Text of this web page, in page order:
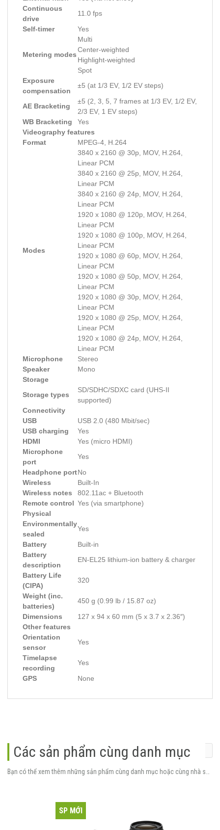
Continuous
drive
11.0 fps
Self-timer
Yes
Metering modes
Multi
Center-weighted
Highlight-weighted
Spot
Exposure
compensation
±5 (at 1/3 EV, 1/2 EV steps)
AE Bracketing
±5 (2, 3, 5, 7 frames at 1/3 EV, 1/2 EV,
2/3 EV, 1 EV steps)
WB Bracketing
Yes
Videography features
Format
MPEG-4, H.264
Modes
3840 x 2160 @ 30p, MOV, H.264,
Linear PCM
3840 x 2160 @ 25p, MOV, H.264,
Linear PCM
3840 x 2160 @ 24p, MOV, H.264,
Linear PCM
1920 x 1080 @ 120p, MOV, H.264,
Linear PCM
1920 x 1080 @ 100p, MOV, H.264,
Linear PCM
1920 x 1080 @ 60p, MOV, H.264,
Linear PCM
1920 x 1080 @ 50p, MOV, H.264,
Linear PCM
1920 x 1080 @ 30p, MOV, H.264,
Linear PCM
1920 x 1080 @ 25p, MOV, H.264,
Linear PCM
1920 x 1080 @ 24p, MOV, H.264,
Linear PCM
Microphone
Stereo
Speaker
Mono
Storage
Storage types
SD/SDHC/SDXC card (UHS-II
supported)
Connectivity
USB
USB 2.0 (480 Mbit/sec)
USB charging
Yes
HDMI
Yes (micro HDMI)
Microphone
port
Yes
Headphone portNo
Wireless
Built-In
Wireless notes
802.11ac + Bluetooth
Remote control Yes (via smartphone)
Physical
Environmentally
sealed
Yes
Battery
Built-in
Battery
description
EN-EL25 lithium-ion battery & charger
Battery Life
(CIPA)
320
Weight (inc.
batteries)
450 g (0.99 lb / 15.87 oz)
Dimensions
127 x 94 x 60 mm (5 x 3.7 x 2.36″)
Other features
Orientation
sensor
Yes
Timelapse
recording
Yes
GPS
None
Các sản phẩm cùng danh mục
SP MỚI